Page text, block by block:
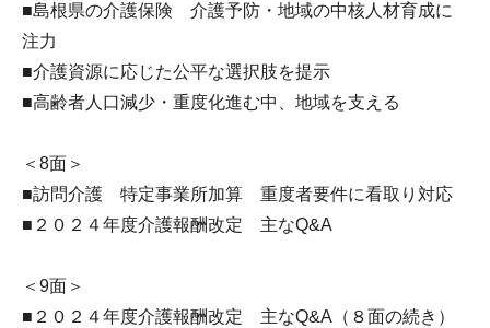
■島根県の介護保険 介護予防・地域の中核人材育成に
注力
■介護資源に応じた公平な選択肢を提示
■高齢者人口減少・重度化進む中、地域を支える
＜8面＞
■訪問介護 特定事業所加算 重度者要件に看取り対応
■２０２４年度介護報酬改定 主なQ&A
＜9面＞
■２０２４年度介護報酬改定 主なQ&A（８面の続き）